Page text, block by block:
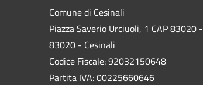
Comune di Cesinali
Piazza Saverio Urciuoli, 1 CAP 83020 -
83020 - Cesinali
Codice Fiscale: 92032150648
Partita IVA: 00225660646